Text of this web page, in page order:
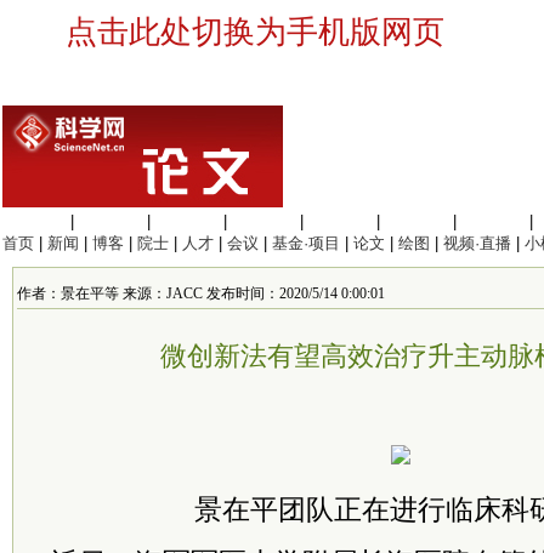
点击此处切换为手机版网页
首页
新闻 博客 院士 人才 会议 基金·项目 论文 绘图 视频·直播 小
作者：景在平等 来源：JACC 发布时间：2020/5/14 0:00:01
微创新法有望高效治疗升主动脉
景在平团队正在进行临床科